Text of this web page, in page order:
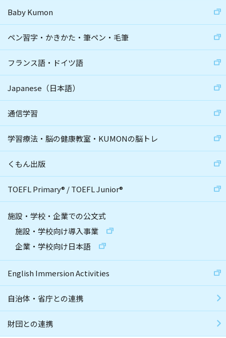
Baby Kumon
ペン習字・かきかた・筆ペン・毛筆
フランス語・ドイツ語
Japanese（日本語）
通信学習
学習療法・脳の健康教室・KUMONの脳トレ
くもん出版
TOEFL Primary® /TOEFL Junior®
施設・学校・企業での公文式
施設・学校向け導入事業
企業・学校向け日本語
English Immersion Activities
自治体・省庁との連携
財団との連携